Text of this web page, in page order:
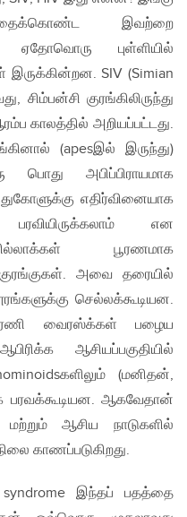
இவற்றை
ஏதோவொரு புள்ளியில்
இருக்கின்றன. SIV (Simian
சிம்பன்சி குரங்கிலிருந்து
காலத்தில் அறியப்பட்டது.
(apesஇல் இருந்து)
பொது அபிப்பிராயமாக
எதிர்வினையாக
பரவியிருக்கலாம் என
பூரணமாக
அவை தரையில்
செல்லக்கூடியன.
வைரஸ்க்கள் பழைய
ஆசியப்பகுதியில்
(மனிதன்,
பரவக்கூடியன. ஆகவேதான்
ஆசிய நாடுகளில்
காணப்படுகிறது.
syndrome இந்தப் பதத்தை